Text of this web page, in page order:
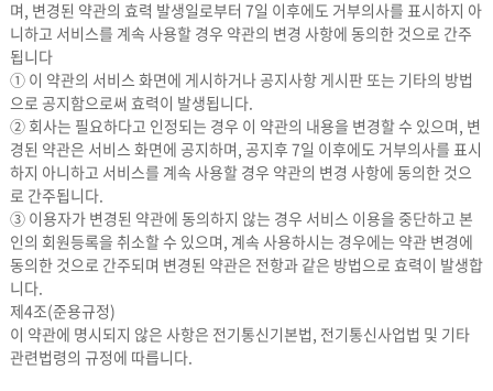
며, 변경된 약관의 효력 발생일로부터 7일 이후에도 거부의사를 표시하지 아
니하고 서비스를 계속 사용할 경우 약관의 변경 사항에 동의한 것으로 간주
됩니다
① 이 약관의 서비스 화면에 게시하거나 공지사항 게시판 또는 기타의 방법
으로 공지함으로써 효력이 발생됩니다.
② 회사는 필요하다고 인정되는 경우 이 약관의 내용을 변경할 수 있으며, 변
경된 약관은 서비스 화면에 공지하며, 공지후 7일 이후에도 거부의사를 표시
하지 아니하고 서비스를 계속 사용할 경우 약관의 변경 사항에 동의한 것으
로 간주됩니다.
③ 이용자가 변경된 약관에 동의하지 않는 경우 서비스 이용을 중단하고 본
인의 회원등록을 취소할 수 있으며, 계속 사용하시는 경우에는 약관 변경에
동의한 것으로 간주되며 변경된 약관은 전항과 같은 방법으로 효력이 발생합
니다.
제4조(준용규정)
이 약관에 명시되지 않은 사항은 전기통신기본법, 전기통신사업법 및 기타
관련법령의 규정에 따릅니다.